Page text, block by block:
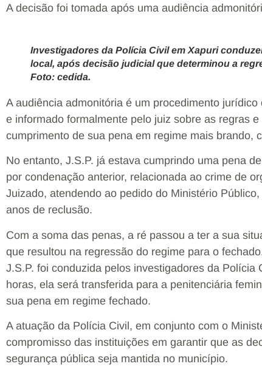
A decisão foi tomada após uma audiência
Investigadores da Polícia Civil em Xapuri
local, após decisão judicial que determinou a
Foto: cedida.
A audiência admonitória é um procedimento
e informado formalmente pelo juiz sobre as regras
cumprimento de sua pena em regime mais brando,
No entanto, J.S.P. já estava cumprindo uma pena
por condenação anterior, relacionada ao crime de
Juizado, atendendo ao pedido do Ministério
anos de reclusão.
Com a soma das penas, a ré passou a ter a sua
que resultou na regressão do regime para o
J.S.P. foi conduzida pelos investigadores da
horas, ela será transferida para a penitenciária
sua pena em regime fechado.
A atuação da Polícia Civil, em conjunto com o
compromisso das instituições em garantir que as
segurança pública seja mantida no município.